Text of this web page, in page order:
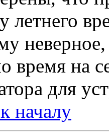
летнего
неверное,
время на
для
началу